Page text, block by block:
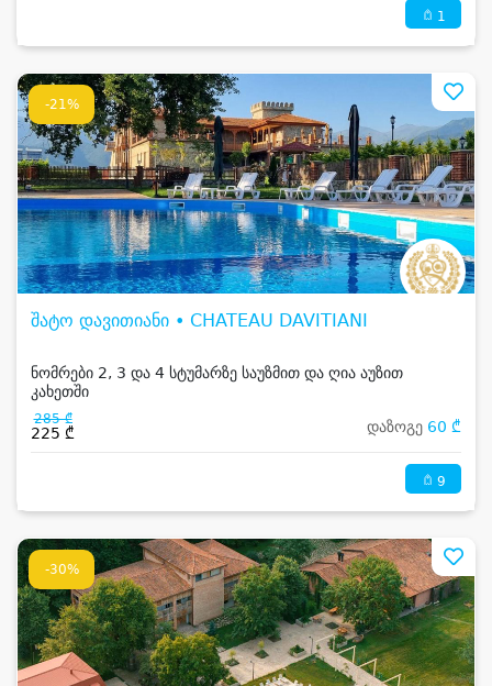
1
-21%
შატო დავითიანი • CHATEAU DAVITIANI
ნომრები 2, 3 და 4 სტუმარზე საუზმით და ღია აუზით
კახეთში
285 ₾
225 ₾ დაზოგე 60 ₾
9
-30%